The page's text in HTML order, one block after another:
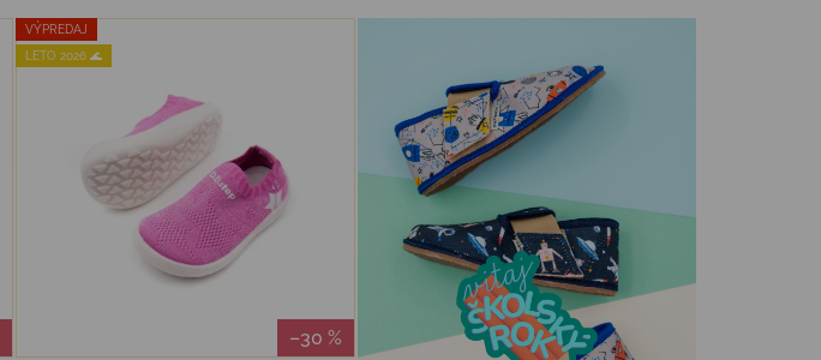
VÝPREDAJ
LETO 2026 🌊
–30 %